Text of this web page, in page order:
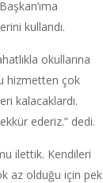
kullandı.
okullarına
hizmetten çok
kalacaklardı.
ederiz.” dedi.
ilettik. Kendileri
az olduğu için pek